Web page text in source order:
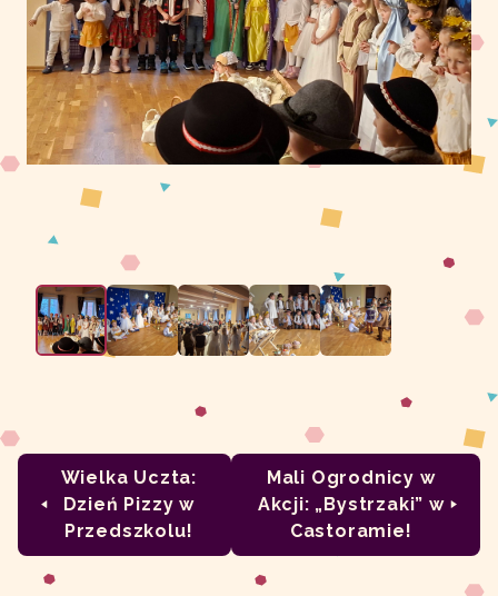
Wielka Uczta:
Dzień Pizzy w
Przedszkolu!
Mali Ogrodnicy w
Akcji: „Bystrzaki” w
Castoramie!